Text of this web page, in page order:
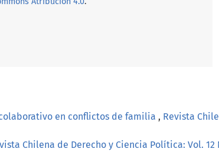
en conflictos de familia , Revista
Chilena de Derecho y Ciencia Política: Vol. 12